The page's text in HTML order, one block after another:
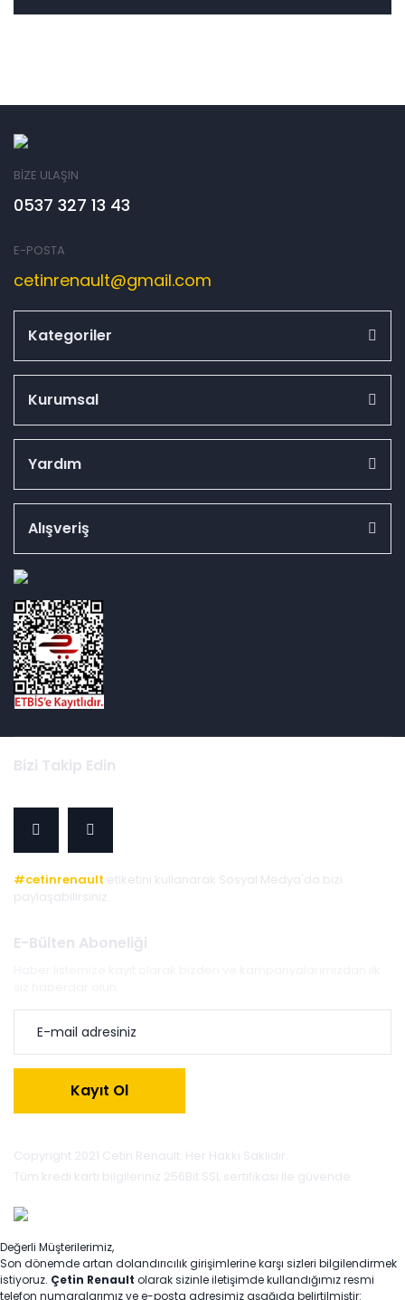
BİZE ULAŞIN
0537 327 13 43
E-POSTA
cetinrenault@gmail.com
Kategoriler
Kurumsal
Yardım
Alışveriş
Bizi Takip Edin
#cetinrenault etiketini kullanarak Sosyal Medya'da bizi
paylaşabilirsiniz.
E-Bülten Aboneliği
Kayıt Ol
Copyright 2021 Cetin Renault. Her Hakkı Saklıdır.
Tüm kredi kartı bilgileriniz 256Bit SSL sertifikası ile güvende.
Değerli Müşterilerimiz,
Son dönemde artan dolandırıcılık girişimlerine karşı sizleri bilgilendirmek
istiyoruz. Çetin Renault olarak sizinle iletişimde kullandığımız resmi
telefon numaralarımız ve e-posta adresimiz aşağıda belirtilmiştir: